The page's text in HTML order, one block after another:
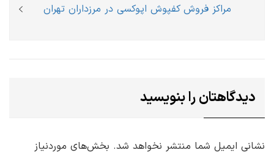
Next
مراکز فروش کفپوش اپوکسی در مرزداران تهران
دیدگاهتان را بنویسید
نشانی ایمیل شما منتشر نخواهد شد. بخش‌های موردنیاز